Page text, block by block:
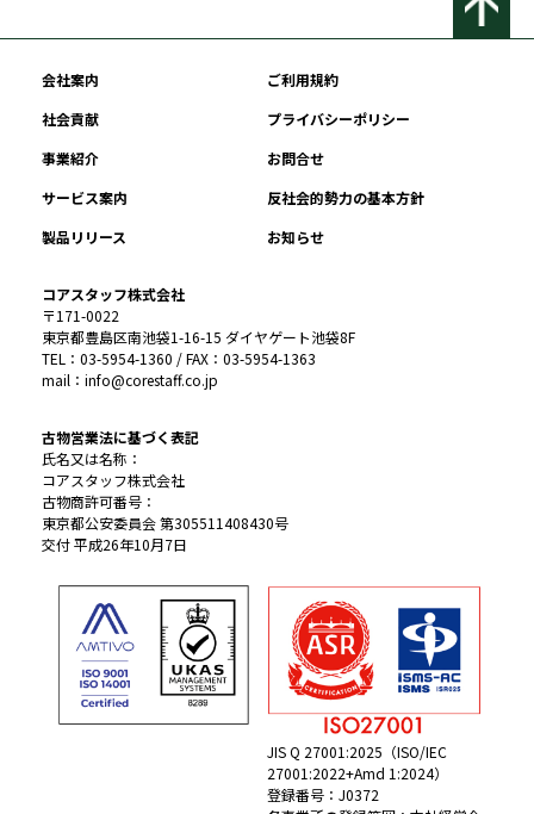
会社案内
ご利用規約
社会貢献
プライバシーポリシー
事業紹介
お問合せ
サービス案内
反社会的勢力の基本方針
製品リリース
お知らせ
コアスタッフ株式会社
〒171-0022
東京都豊島区南池袋1-16-15 ダイヤゲート池袋8F
TEL：03-5954-1360 / FAX：03-5954-1363
mail：info@corestaff.co.jp
古物営業法に基づく表記
氏名又は名称：
コアスタッフ株式会社
古物商許可番号：
東京都公安委員会 第305511408430号
交付 平成26年10月7日
JIS Q 27001:2025（ISO/IEC
27001:2022+Amd 1:2024）
登録番号：J0372